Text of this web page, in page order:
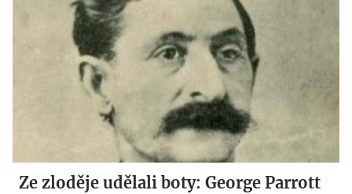
Ze zloděje udělali boty: George Parrott